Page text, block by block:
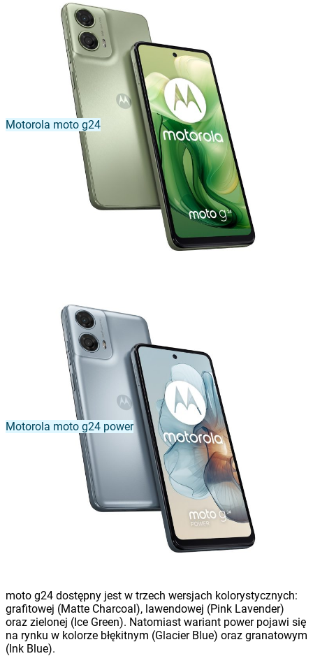
Motorola moto g24
Motorola moto g24 power
moto g24 dostępny jest w trzech wersjach kolorystycznych:
grafitowej (Matte Charcoal), lawendowej (Pink Lavender)
oraz zielonej (Ice Green). Natomiast wariant power pojawi się
na rynku w kolorze błękitnym (Glacier Blue) oraz granatowym
(Ink Blue).